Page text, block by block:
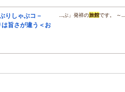
りしゃぶコ－
旨さが違う＜お
…ぶ」発祥の旅館です。 ～…